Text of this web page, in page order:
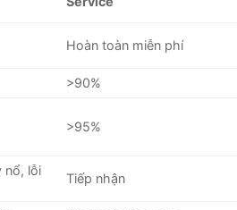
Hoàn toàn miễn phí
>90%
>95%
nổ, lỗi
Tiếp nhận